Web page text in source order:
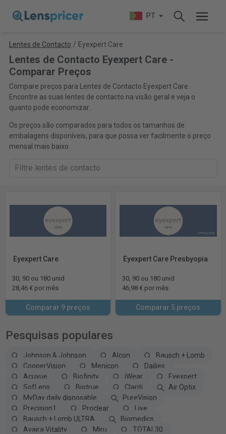
PT
Lentes de Contacto / Eyexpert Care
Lentes de Contacto Eyexpert Care -
Comparar Preços
Compare preços para Lentes de Contacto Eyexpert Care.
Encontre as suas lentes de contacto na visão geral e veja o
quanto pode economizar.
Os preços são comparados para todos os tamanhos de
embalagens disponíveis, para que possa ver facilmente o preço
mensal mais baixo.
Eyexpert Care
30, 90 ou 180 unid
28,46 € por mês
Comparar 9 preços
Eyexpert Care Presbyopia
30, 90 ou 180 unid
46,98 € por mês
Comparar 5 preços
Pesquisas populares
Johnson & Johnson Alcon
Bausch + Lomb
CooperVision
Menicon
Dailies
Acuvue
Biofinity iWear
Eyexpert
SofLens
Biotrue Clariti
Air Optix
MyDay daily disposable
PureVision
Precision1
Proclear
Live
Bausch + Lomb ULTRA
Biomedics
Avaira Vitality
Miru
TOTAL30